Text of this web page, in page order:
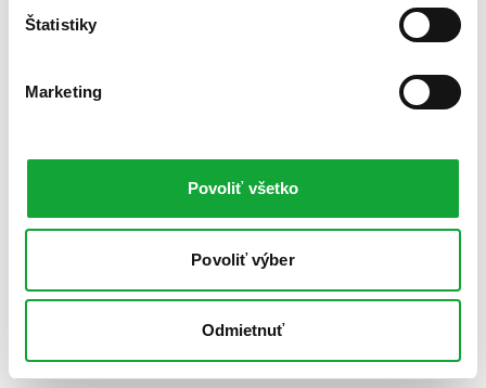
Štatistiky
Marketing
Povoliť všetko
Povoliť výber
Odmietnuť